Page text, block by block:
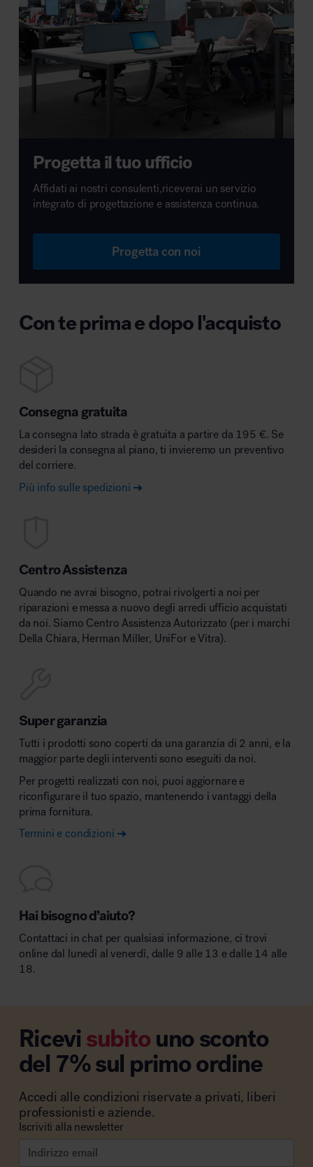
Progetta il tuo ufficio
Affidati ai nostri consulenti,riceverai un servizio
integrato di progettazione e assistenza continua.
Progetta con noi
Con te prima e dopo l'acquisto
Consegna gratuita
La consegna lato strada è gratuita a partire da 195 €. Se
desideri la consegna al piano, ti invieremo un preventivo
del corriere.
Più info sulle spedizioni
Centro Assistenza
Quando ne avrai bisogno, potrai rivolgerti a noi per
riparazioni e messa a nuovo degli arredi ufficio acquistati
da noi. Siamo Centro Assistenza Autorizzato (per i marchi
Della Chiara, Herman Miller, UniFor e Vitra).
Super garanzia
Tutti i prodotti sono coperti da una garanzia di 2 anni, e la
maggior parte degli interventi sono eseguiti da noi.
Per progetti realizzati con noi, puoi aggiornare e
riconfigurare il tuo spazio, mantenendo i vantaggi della
prima fornitura.
Termini e condizioni
Hai bisogno d’aiuto?
Contattaci in chat per qualsiasi informazione, ci trovi
online dal lunedì al venerdì, dalle 9 alle 13 e dalle 14 alle
18.
Ricevisubitouno sconto
del 7% sul primo ordine
Accedi alle condizioni riservate a privati, liberi
professionisti e aziende.
Iscriviti alla newsletter